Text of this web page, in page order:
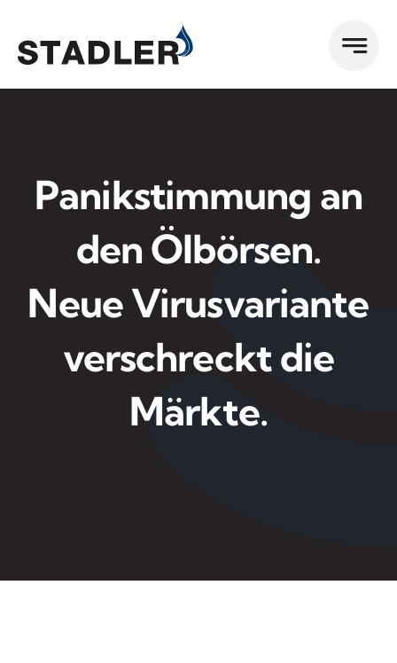
Inhalt
springen
Panikstimmung an
den Ölbörsen.
Neue Virusvariante
verschreckt die
Märkte.